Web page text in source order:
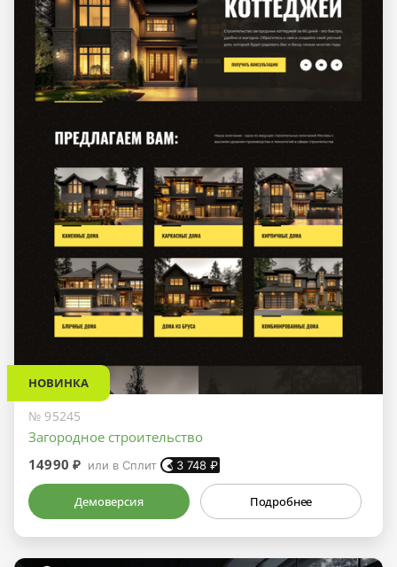
НОВИНКА
№ 95245
Загородное строительство
14990 ₽ или в Сплит 3 748 ₽
Демоверсия Подробнее